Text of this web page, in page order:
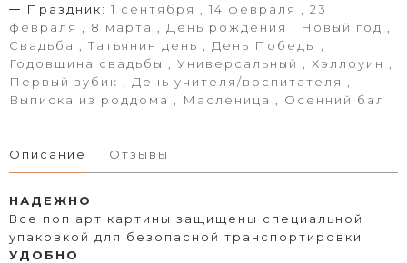
Праздник: 1 сентября , 14 февраля , 23
февраля , 8 марта , День рождения , Новый год ,
Свадьба , Татьянин день , День Победы ,
Годовщина свадьбы , Универсальный , Хэллоуин ,
Первый зубик , День учителя/воспитателя ,
Выписка из роддома , Масленица , Осенний бал
Описание Отзывы
НАДЕЖНО
Все поп арт картины защищены специальной
упаковкой для безопасной транспортировки
УДОБНО